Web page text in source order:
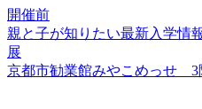
開催前
親と子が知りたい最新入学
展
京都市勧業館みやこめっせ 3